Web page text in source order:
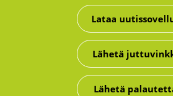
Lataa
Lähetä
Lähetä